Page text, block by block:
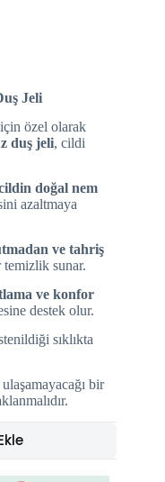
Jeli
özel olarak
duş jeli, cildi
doğal nem
azaltmaya
ve tahriş
sunar.
ve konfor
destek olur.
sıklıkta
bir